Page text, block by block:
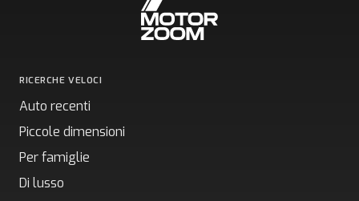
RICERCHE VELOCI
Auto recenti
Piccole dimensioni
Per famiglie
Di lusso